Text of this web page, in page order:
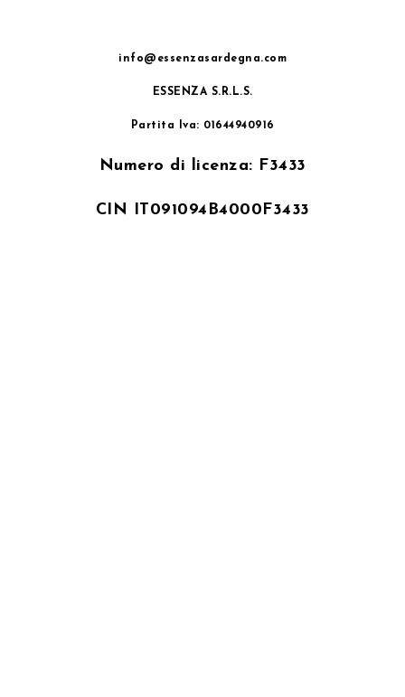
info@essenzasardegna.com
ESSENZA S.R.L.S.
Partita Iva: 01644940916
Numero di licenza: F3433
CIN IT091094B4000F3433